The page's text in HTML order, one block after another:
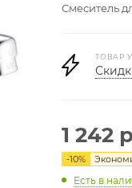
Смеситель
ТОВАР
1 242
-10%
Есть в